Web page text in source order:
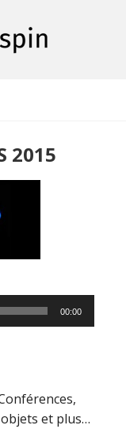
2015
00:00
et plus…